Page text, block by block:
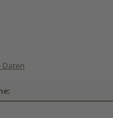
Daten